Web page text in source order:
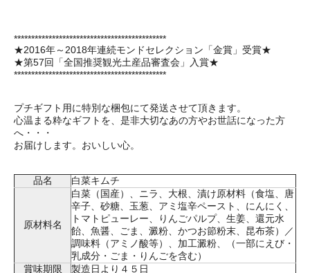
********************************************
★2016年～2018年連続モンドセレクション「金賞」受賞★
★第57回「全国推奨観光土産品審査会」入賞★
********************************************
プチギフト用に特別な梱包にて発送させて頂きます。
心温まる粋なギフトを、是非大切なあの方やお世話になった方
へ・・・
お届けします。おいしい心。
品名 白菜キムチ
原材料名
白菜（国産）、ニラ、大根、漬け原材料（食塩、唐
辛子、砂糖、玉葱、アミ塩辛ペースト、にんにく、
トマトピューレー、りんごパルプ、生姜、還元水
飴、魚醤、ごま、澱粉、かつお節粉末、昆布茶）／
調味料（アミノ酸等）、加工澱粉、（一部にえび・
乳成分・ごま・りんごを含む）
賞味期限
製造日より４５日